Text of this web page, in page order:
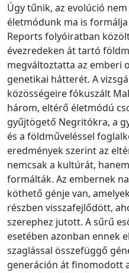
Úgy tűnik, az evolúció
életmódunk ma is
Reports folyóiratban
évezredeken át tartó
megváltoztatta az emberi
genetikai hátterét. A
közösségeire fókuszált
három, eltérő életmódú
gyűjtögető Negritókra, a
és a földműveléssel
eredmények szerint az
nemcsak a kultúrát,
formálták. Az embernek
köthető génje van,
részben visszafejlődött,
szerephez jutott. A sűrű
esetében azonban ennek
szaglással összefüggő
generáción át finomodott